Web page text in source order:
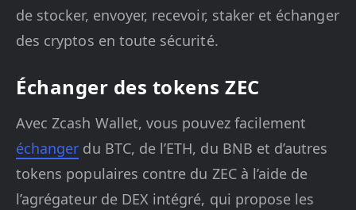
de stocker, envoyer, recevoir, staker et échanger
des cryptos en toute sécurité.
Échanger des tokens ZEC
Avec Zcash Wallet, vous pouvez facilement
échanger du BTC, de l’ETH, du BNB et d’autres
tokens populaires contre du ZEC à l’aide de
l’agrégateur de DEX intégré, qui propose les